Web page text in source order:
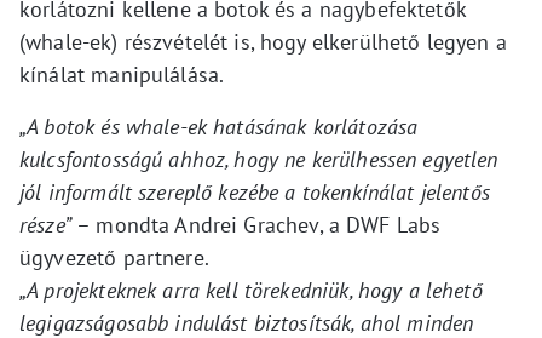
korlátozni kellene a botok és a nagybefektetők
(whale-ek) részvételét is, hogy elkerülhető legyen a
kínálat manipulálása.
„A botok és whale-ek hatásának korlátozása
kulcsfontosságú ahhoz, hogy ne kerülhessen egyetlen
jól informált szereplő kezébe a tokenkínálat jelentős
része”– mondta Andrei Grachev, a DWF Labs
ügyvezető partnere.
„A projekteknek arra kell törekedniük, hogy a lehető
legigazságosabb indulást biztosítsák, ahol minden